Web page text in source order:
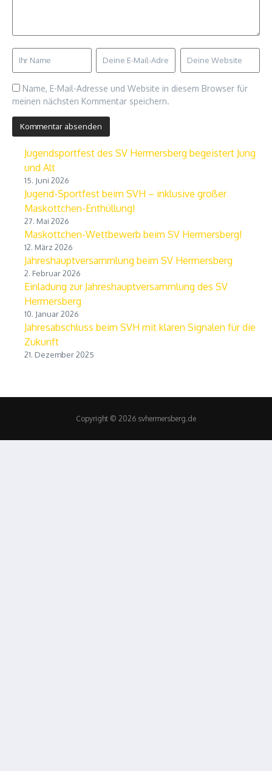
Name, E-Mail-Adresse und Website in diesem Browser für
meinen nächsten Kommentar speichern.
Jugendsportfest des SV Hermersberg begeistert Jung
und Alt
15. Juni 2026
Jugend-Sportfest beim SVH – inklusive großer
Maskottchen-Enthüllung!
27. Mai 2026
Maskottchen-Wettbewerb beim SV Hermersberg!
12. März 2026
Jahreshauptversammlung beim SV Hermersberg
2. Februar 2026
Einladung zur Jahreshauptversammlung des SV
Hermersberg
10. Januar 2026
Jahresabschluss beim SVH mit klaren Signalen für die
Zukunft
21. Dezember 2025
Copyright © 2026 svhermersberg.de